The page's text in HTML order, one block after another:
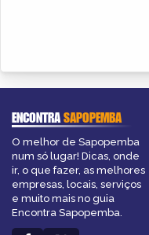
ENCONTRASAPOPEMBA
O melhor de Sapopemba
num só lugar! Dicas, onde
ir, o que fazer, as melhores
empresas, locais, serviços
e muito mais no guia
Encontra Sapopemba.